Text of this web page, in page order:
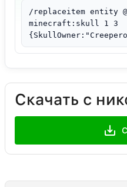
/replaceitem entity
minecraft:skull 1 3
Скачать с